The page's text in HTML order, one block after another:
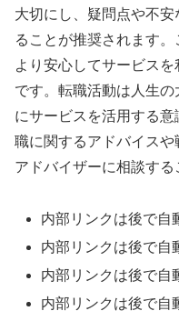
大切にし、疑問点や不
ることが推奨されます。
より安心してサービス
です。転職活動は人生
にサービスを活用する
職に関するアドバイス
アドバイザーに相談する
内部リンクは後で自
内部リンクは後で自
内部リンクは後で自
内部リンクは後で自